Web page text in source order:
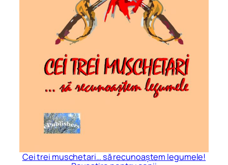
Cei trei muschetari… să recunoaștem legumele!